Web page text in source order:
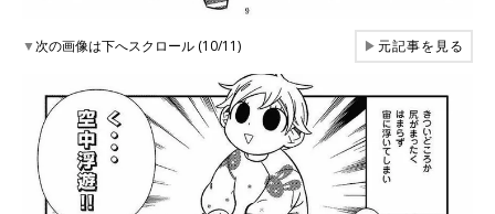
▼次の画像は下へスクロール (10/11) ▶元記事を見る